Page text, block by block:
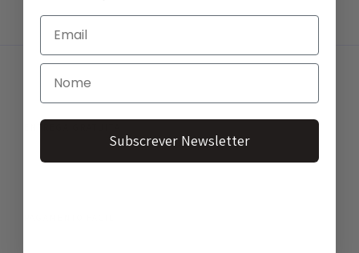
ENTREGA GRATUITA
Entregas gratuitas a partir de 50€Subscrever Newsletter